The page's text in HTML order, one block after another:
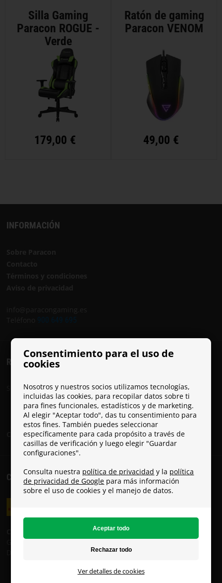
Consentimiento para el uso de
cookies
Nosotros y nuestros socios utilizamos tecnologías,
incluidas las cookies, para recopilar datos sobre ti
para fines funcionales, estadísticos y de marketing.
Al elegir "Aceptar todo", das tu consentimiento para
estos fines. También puedes seleccionar
específicamente para cada propósito a través de
casillas de verificación y luego elegir "Guardar
configuraciones".
Consulta nuestra política de privacidad y la política
de privacidad de Google para más información
sobre el uso de cookies y el manejo de datos.
Ver detalles de cookies
Silla Gaming
Paracon ROGUE -
Verde
179,00 €
Ratón de gaming
Paracon VENOM
49,00 €
INFORMACIÓN
900 649 695
REDES SOCIALES
Sigue a Paracon en las redes sociales:
Conviértete en embajador de Paracon
COSTES DE ENVÍO
GLS: 8 €